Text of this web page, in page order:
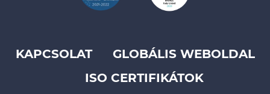
Footer
KAPCSOLAT
GLOBÁLIS WEBOLDAL
ISO CERTIFIKÁTOK